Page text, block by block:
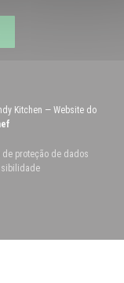
Kitchen — Website do
nova janela))
de proteção de dados
nova janela))
((abre numa nova